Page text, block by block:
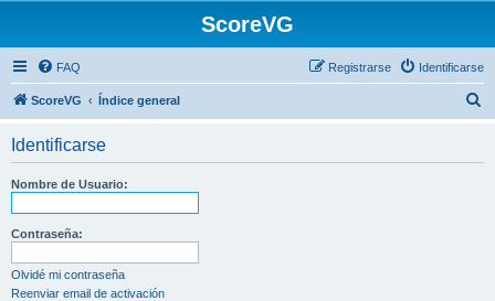
ScoreVG
FAQ Identificarse
Registrarse
ScoreVG Índice general
Identificarse
Nombre de Usuario:
Contraseña:
Olvidé mi contraseña
Reenviar email de activación